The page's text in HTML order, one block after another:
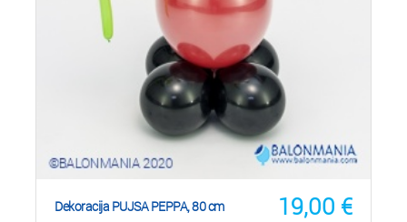
19,00 €
Dekoracija PUJSA PEPPA, 80 cm